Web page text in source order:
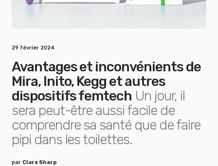
29 février 2024
Avantages et inconvénients de
Mira, Inito, Kegg et autres
dispositifs femtech Un jour, il
sera peut-être aussi facile de
comprendre sa santé que de faire
pipi dans les toilettes.
par Clare Sharp